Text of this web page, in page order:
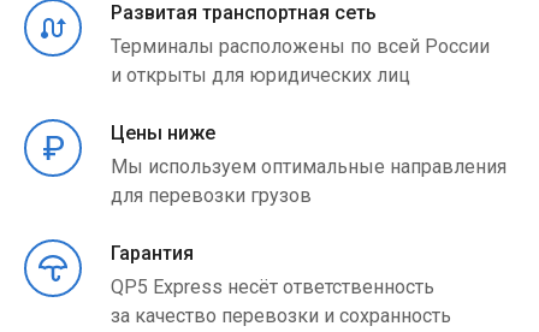
Развитая транспортная сеть
Терминалы расположены по всей России
и открыты для юридических лиц
Цены ниже
Мы используем оптимальные направления
для перевозки грузов
Гарантия
QP5 Express несёт ответственность
за качество перевозки и сохранность